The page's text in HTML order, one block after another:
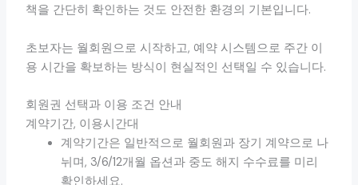
책을 간단히 확인하는 것도 안전한 환경의 기본입니다.
초보자는 월회원으로 시작하고, 예약 시스템으로 주간 이
용 시간을 확보하는 방식이 현실적인 선택일 수 있습니다.
회원권 선택과 이용 조건 안내
계약기간, 이용시간대
계약기간은 일반적으로 월회원과 장기 계약으로 나
뉘며, 3/6/12개월 옵션과 중도 해지 수수료를 미리
확인하세요.